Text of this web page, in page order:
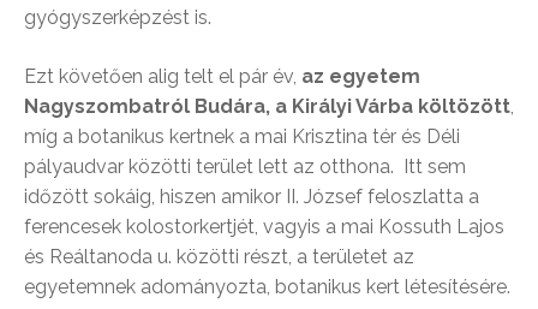
gyógyszerképzést is.
Ezt követően alig telt el pár év, az egyetem
Nagyszombatról Budára, a Királyi Várba költözött,
míg a botanikus kertnek a mai Krisztina tér és Déli
pályaudvar közötti terület lett az otthona. Itt sem
időzött sokáig, hiszen amikor II. József feloszlatta a
ferencesek kolostorkertjét, vagyis a mai Kossuth Lajos
és Reáltanoda u. közötti részt, a területet az
egyetemnek adományozta, botanikus kert létesítésére.